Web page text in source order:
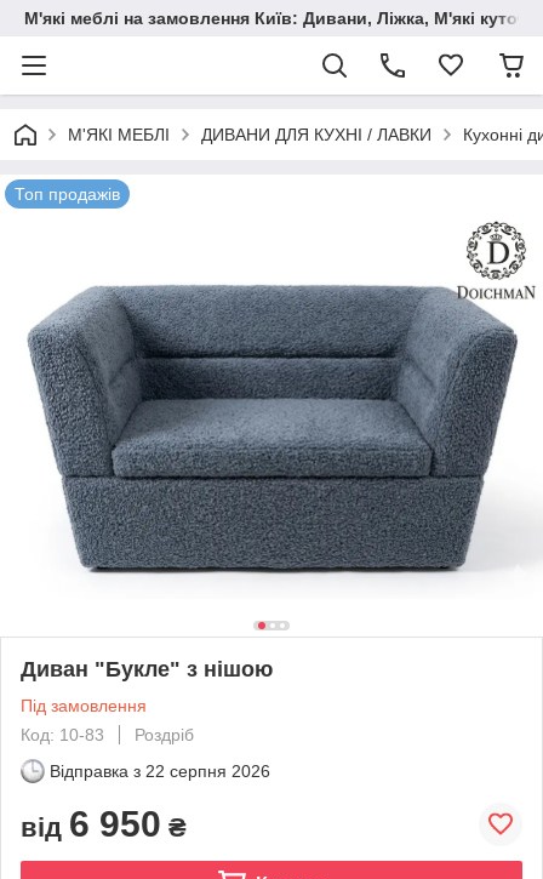
М'які меблі на замовлення Київ: Дивани, Ліжка, М'які
М'ЯКІ МЕБЛІ ДИВАНИ ДЛЯ КУХНІ / ЛАВКИ Кухонні
Топ продажів
Диван "Букле" з нішою
Під замовлення
Код: 10-83
Роздріб
Відправка з 22 серпня 2026
від 6 950 ₴